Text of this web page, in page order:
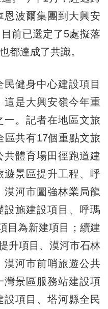
恩波爾集團到大興安
前已選定了5處擬落
都達成了共識。
健身中心建設項目
這是大興安嶺今年重
一。記者在地區文旅
區共有17個重點文旅
共體育場田徑跑道建
遊景區提升工程、呼
河市圖強林業局龍
設施建設項目、呼瑪
目為新建項目；續建
升項目、漠河市石林
漠河市前哨旅遊公共
灣景區服務站建設項
設項目、塔河縣全民